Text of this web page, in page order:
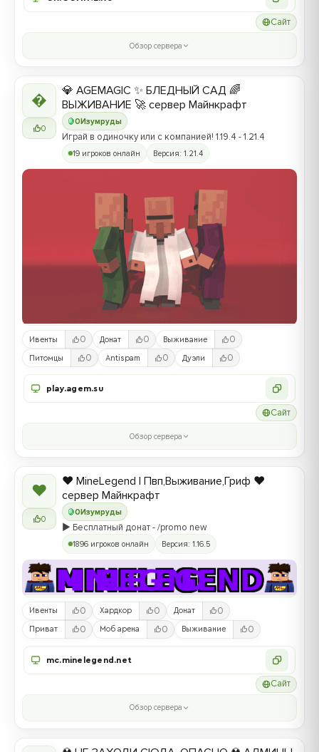
Сайт
Обзор сервера

0
0Изумруды
💎 AGEMAGIC ✨ БЛЕДНЫЙ САД 🌈
ВЫЖИВАНИЕ 🚀 сервер Майнкрафт
Играй в одиночку или с компанией! 1.19.4 - 1.21.4
19 игроков онлайн Версия: 1.21.4
Ивенты 0 Донат 0 Выживание 0
Питомцы 0 Antispam 0 Дуэли 0
play.agem.su
Сайт
Обзор сервера
❤
0
0Изумруды
❤️ MineLegend | Пвп,Выживание,Гриф ❤️
сервер Майнкрафт
▶️ Бесплатный донат - /promo new
1896 игроков онлайн Версия: 1.16.5
Ивенты 0 Хардкор 0 Донат 0
Приват 0 Моб арена 0 Выживание 0
mc.minelegend.net
Сайт
Обзор сервера